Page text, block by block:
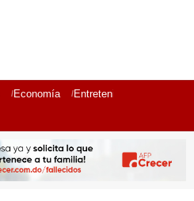
Economía Entretenimiento